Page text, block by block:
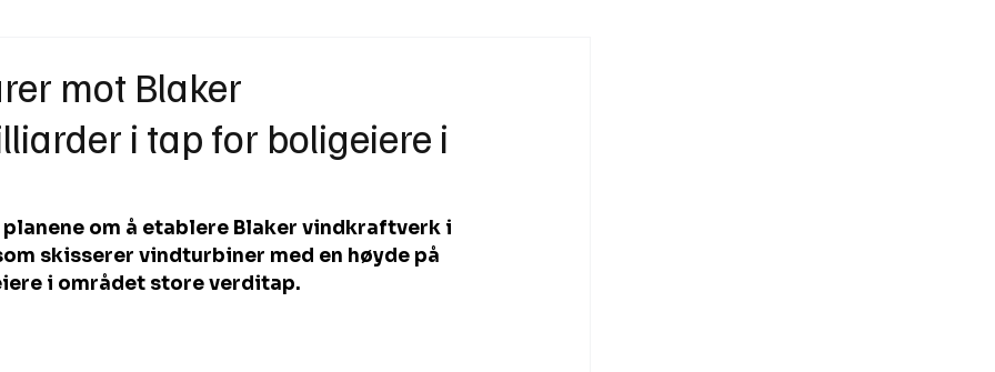
Utvalgte artikler Gaute forklarer Fakta om vindkraft
mot Blaker
i tap for boligeiere i
om å etablere Blaker vindkraftverk i
skisserer vindturbiner med en høyde på
i området store verditap.